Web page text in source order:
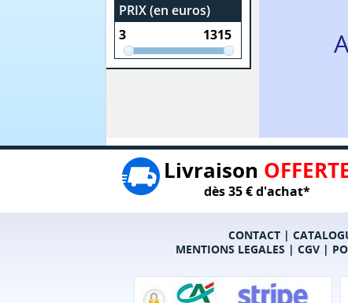
PRIX (en euros)
Livraison
dès 35 € d'achat*
CONTACT|
MENTIONS LEGALES | CGV|